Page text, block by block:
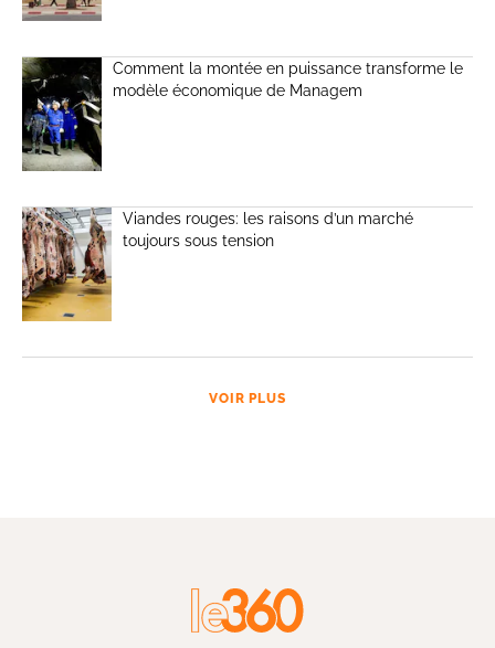
Comment la montée en puissance transforme le
modèle économique de Managem
Viandes rouges: les raisons d’un marché
toujours sous tension
VOIR PLUS